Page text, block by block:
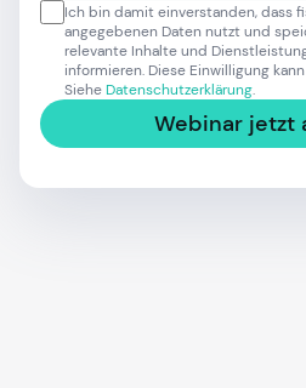
Ich bin damit einverstanden, dass
angegebenen Daten nutzt und
relevante Inhalte und
informieren. Diese Einwilligung
SieheDatenschutzerklärung.
Webinar jetzt